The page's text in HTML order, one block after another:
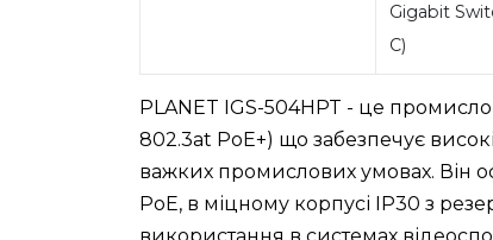
Gigabit
C)
PLANET IGS-504HPT - це
802.3at PoE+) що забезпечує
важких промислових умовах. Він
PoE, в міцному корпусі IP30 з
використання в системах